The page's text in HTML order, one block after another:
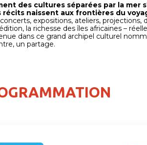
des cultures séparées par la mer
récits naissent aux frontières du
expositions, ateliers,
la richesse des îles africaines –
dans ce grand archipel culturel
un partage.